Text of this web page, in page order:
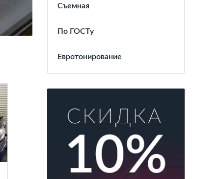
Съемная
По ГОСТу
Евротонирование